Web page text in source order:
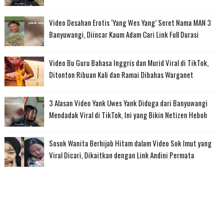
Video Desahan Erotis ‘Yang Wes Yang’ Seret Nama MAN 3
Banyuwangi, Diincar Kaum Adam Cari Link Full Durasi
Video Bu Guru Bahasa Inggris dan Murid Viral di TikTok,
Ditonton Ribuan Kali dan Ramai Dibahas Warganet
3 Alasan Video Yank Uwes Yank Diduga dari Banyuwangi
Mendadak Viral di TikTok, Ini yang Bikin Netizen Heboh
Sosok Wanita Berhijab Hitam dalam Video Sok Imut yang
Viral Dicari, Dikaitkan dengan Link Andini Permata